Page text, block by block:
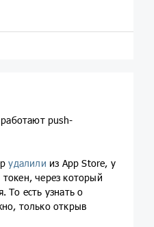
push-
удалили из App Store, у
через который
То есть узнать о
только открыв